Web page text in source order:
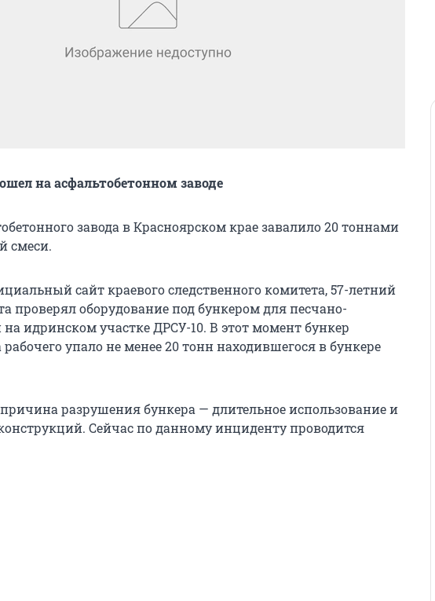
на асфальтобетонном заводе
завода в Красноярском крае завалило 20 тоннами
смеси.
сайт краевого следственного комитета, 57-летний
проверял оборудование под бункером для песчано-
идринском участке ДРСУ-10. В этот момент бункер
упало не менее 20 тонн находившегося в бункере
разрушения бункера — длительное использование и
Сейчас по данному инциденту проводится